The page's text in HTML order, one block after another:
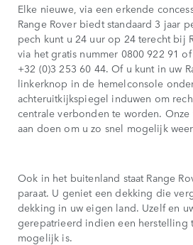
Elke nieuwe, via een erkende
Range Rover biedt standaard 3 jaar
pech kunt u 24 uur op 24 terecht bij
via het gratis nummer 0800 922 91
+32 (0)3 253 60 44. Of u kunt in uw
linkerknop in de hemelconsole
achteruitkijkspiegel induwen om
centrale verbonden te worden.
aan doen om u zo snel mogelijk
Ook in het buitenland staat Range
paraat. U geniet een dekking die
dekking in uw eigen land. Uzelf en
gerepatrieerd indien een herstelling
mogelijk is.